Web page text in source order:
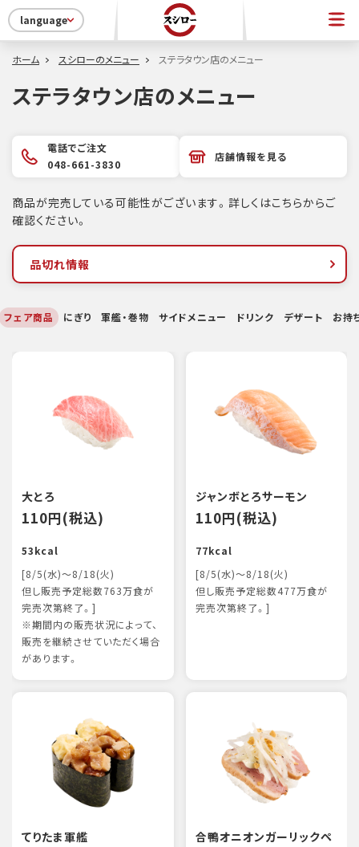
language
ホーム スシローのメニュー ステラタウン店のメニュー
ステラタウン店のメニュー
電話でご注文
048-661-3830
店舗情報を見る
商品が完売している可能性がございます。詳しくはこちらからご
確認ください。
品切れ情報
フェア商品 にぎり 軍艦・巻物 サイドメニュー ドリンク デザート お持
大とろ
110円(税込)
53kcal
[8/5(水)～8/18(火)
但し販売予定総数763万食が
完売次第終了。]
※期間内の販売状況によって、
販売を継続させていただく場合
があります。
ジャンボとろサーモン
110円(税込)
77kcal
[8/5(水)～8/18(火)
但し販売予定総数477万食が
完売次第終了。]
てりたま軍艦
合鴨オニオンガーリックペ